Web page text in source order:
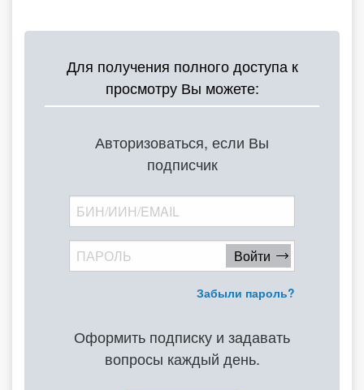
Тестирование для
Для получения полного доступа к
просмотру Вы можете:
Авторизоваться, если Вы
подписчик
Забыли пароль?
Оформить подписку и задавать
вопросы каждый день.